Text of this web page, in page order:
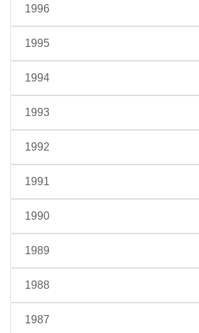
1996
1995
1994
1993
1992
1991
1990
1989
1988
1987